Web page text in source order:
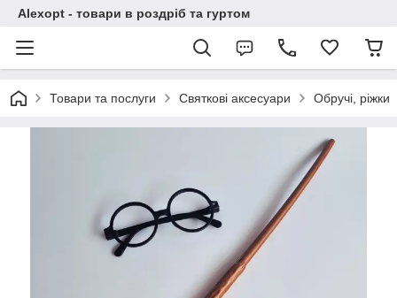
Alexopt - товари в роздріб та гуртом
Товари та послуги Святкові аксесуари Обручі, ріжки